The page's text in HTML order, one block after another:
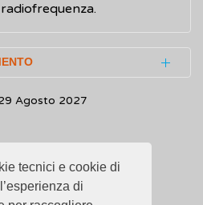
tecnici e cookie di
di
(WHO).
(EMF)
Agosto 2027